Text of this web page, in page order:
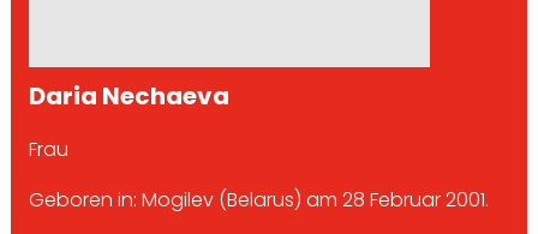
Daria Nechaeva
Frau
Geboren in: Mogilev (Belarus) am 28 Februar 2001.